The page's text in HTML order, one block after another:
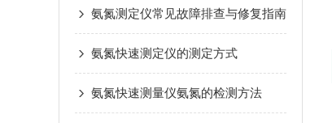
氨氮测定仪常见故障排查与修复指南
氨氮快速测定仪的测定方式
氨氮快速测量仪氨氮的检测方法